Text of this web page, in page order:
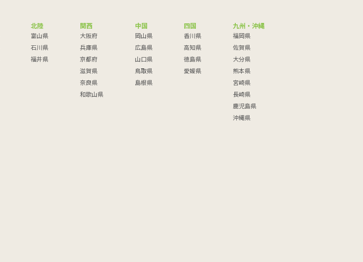
北陸
富山県
石川県
福井県
関西
大阪府
兵庫県
京都府
滋賀県
奈良県
和歌山県
中国
岡山県
広島県
山口県
鳥取県
島根県
四国
香川県
高知県
徳島県
愛媛県
九州・沖縄
福岡県
佐賀県
大分県
熊本県
宮崎県
長崎県
鹿児島県
沖縄県